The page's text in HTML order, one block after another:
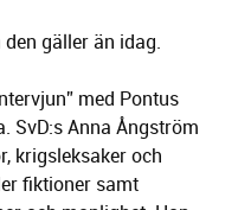
gäller än idag.
med Pontus
SvD:s Anna Ångström
krigsleksaker och
fiktioner samt